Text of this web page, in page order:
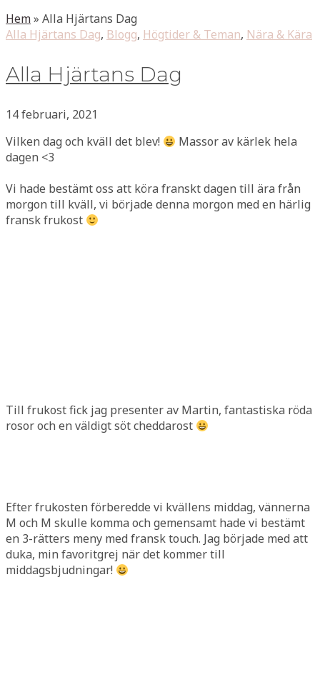
Hem» Alla Hjärtans Dag
Alla Hjärtans Dag, Blogg, Högtider & Teman, Nära & Kära
Alla Hjärtans Dag
14 februari, 2021
Vilken dag och kväll det blev!
Massor av kärlek hela
dagen <3
Vi hade bestämt oss att köra franskt dagen till ära från
morgon till kväll, vi började denna morgon med en härlig
fransk frukost
Till frukost fick jag presenter av Martin, fantastiska röda
rosor och en väldigt söt cheddarost
Efter frukosten förberedde vi kvällens middag, vännerna
M och M skulle komma och gemensamt hade vi bestämt
en 3-rätters meny med fransk touch. Jag började med att
duka, min favoritgrej när det kommer till
middagsbjudningar!